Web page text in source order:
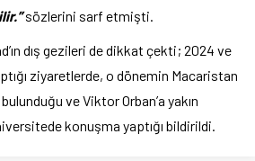
sözlerini sarf etmişti.
dış gezileri de dikkat çekti; 2024 ve
ziyaretlerde, o dönemin Macaristan
ve Viktor Orban’a yakın
konuşma yaptığı bildirildi.